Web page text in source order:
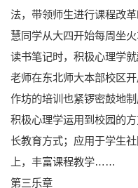
法，带领师生进行课程改
慧同学从大四开始每周坐
读书笔记时，积极心理学
老师在东北师大本部校区
作坊的培训也紧锣密鼓地
积极心理学运用到校园的
长教育方式；应用于学生
上，丰富课程教学……
第三乐章